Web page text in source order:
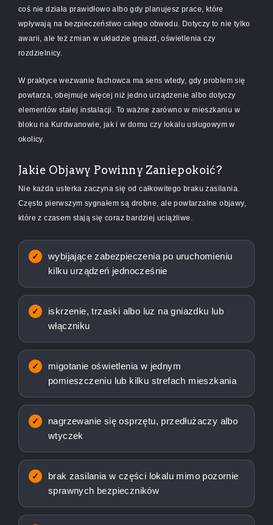
coś nie działa prawidłowo albo gdy planujesz prace, które
wpływają na bezpieczeństwo całego obwodu. Dotyczy to nie tylko
awarii, ale też zmian w układzie gniazd, oświetlenia czy
rozdzielnicy.
W praktyce wezwanie fachowca ma sens wtedy, gdy problem się
powtarza, obejmuje więcej niż jedno urządzenie albo dotyczy
elementów stałej instalacji. To ważne zarówno w mieszkaniu w
bloku na Kurdwanowie, jak i w domu czy lokalu usługowym w
okolicy.
Jakie Objawy Powinny Zaniepokoić?
Nie każda usterka zaczyna się od całkowitego braku zasilania.
Często pierwszym sygnałem są drobne, ale powtarzalne objawy,
które z czasem stają się coraz bardziej uciążliwe.
wybijające zabezpieczenia po uruchomieniu
kilku urządzeń jednocześnie
iskrzenie, trzaski albo luz na gniazdku lub
włączniku
migotanie oświetlenia w jednym
pomieszczeniu lub kilku strefach mieszkania
nagrzewanie się osprzętu, przedłużaczy albo
wtyczek
brak zasilania w części lokalu mimo pozornie
sprawnych bezpieczników